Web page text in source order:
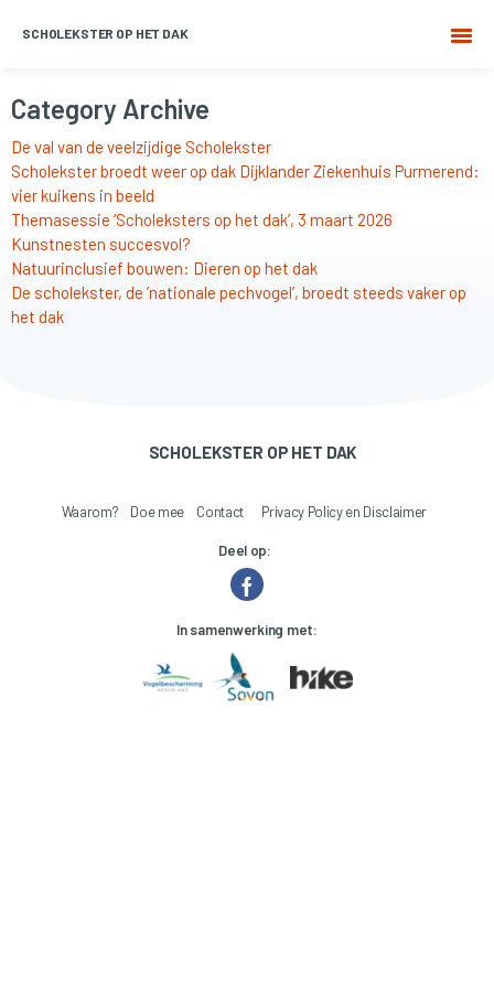
SCHOLEKSTER OP HET DAK
Category Archive
De val van de veelzijdige Scholekster
Scholekster broedt weer op dak Dijklander Ziekenhuis Purmerend:
vier kuikens in beeld
Themasessie ‘Scholeksters op het dak’, 3 maart 2026
Kunstnesten succesvol?
Natuurinclusief bouwen: Dieren op het dak
De scholekster, de ‘nationale pechvogel’, broedt steeds vaker op
het dak
SCHOLEKSTER OP HET DAK
Waarom? Doe mee Contact Privacy Policy en Disclaimer
Deel op:
In samenwerking met: